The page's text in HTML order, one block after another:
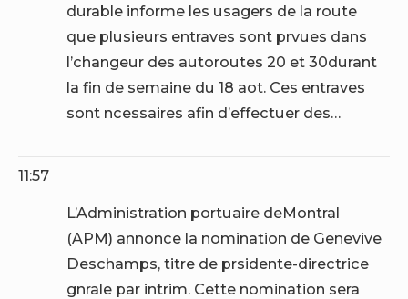
durable informe les usagers de la route
que plusieurs entraves sont prvues dans
l’changeur des autoroutes 20 et 30durant
la fin de semaine du 18 aot. Ces entraves
sont ncessaires afin d’effectuer des…
11:57
L’Administration portuaire deMontral
(APM) annonce la nomination de Genevive
Deschamps, titre de prsidente-directrice
gnrale par intrim. Cette nomination sera